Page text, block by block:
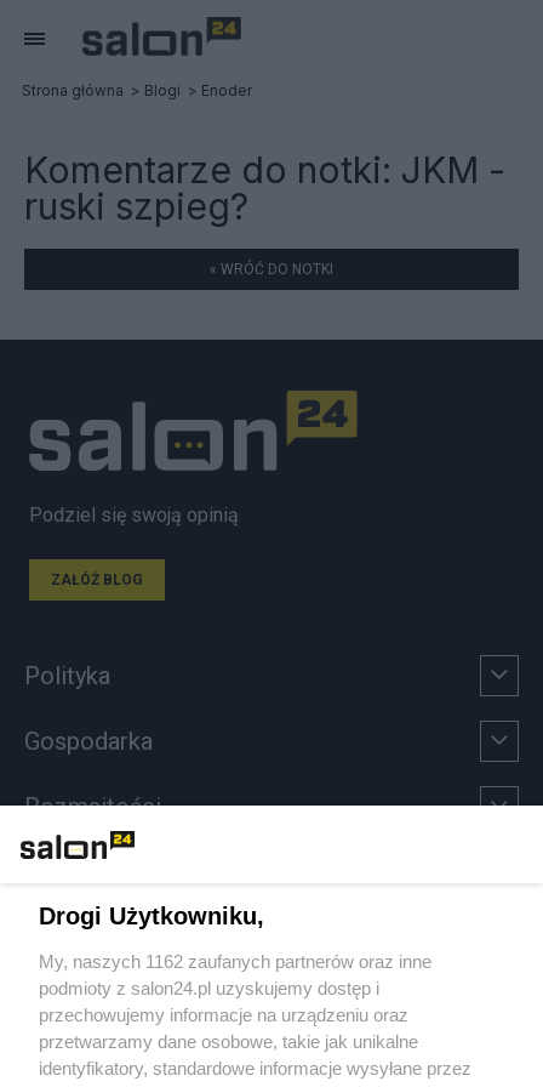
Strona główna Blogi Enoder
Komentarze do notki: JKM -
ruski szpieg?
« WRÓĆ DO NOTKI
Podziel się swoją opinią
ZAŁÓŻ BLOG
Polityka
Gospodarka
Rozmaitości
Sport
Społeczeństwo
Kultura
Drogi Użytkowniku,
My, naszych 1162 zaufanych partnerów oraz inne
podmioty z salon24.pl uzyskujemy dostęp i
przechowujemy informacje na urządzeniu oraz
przetwarzamy dane osobowe, takie jak unikalne
identyfikatory, standardowe informacje wysyłane przez